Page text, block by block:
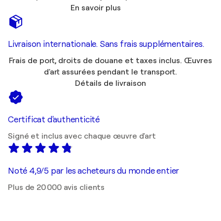
En savoir plus
Livraison internationale. Sans frais supplémentaires.
Frais de port, droits de douane et taxes inclus. Œuvres
d'art assurées pendant le transport.
Détails de livraison
Certificat d'authenticité
Signé et inclus avec chaque œuvre d'art
Noté 4,9/5 par les acheteurs du monde entier
Plus de 20 000 avis clients